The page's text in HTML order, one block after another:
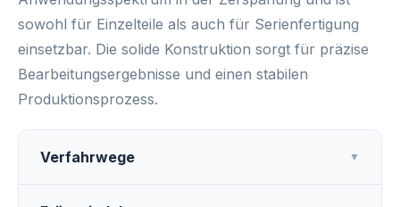
sowohl für Einzelteile als auch für Serienfertigung
einsetzbar. Die solide Konstruktion sorgt für präzise
Bearbeitungsergebnisse und einen stabilen
Produktionsprozess.
Verfahrwege ▼